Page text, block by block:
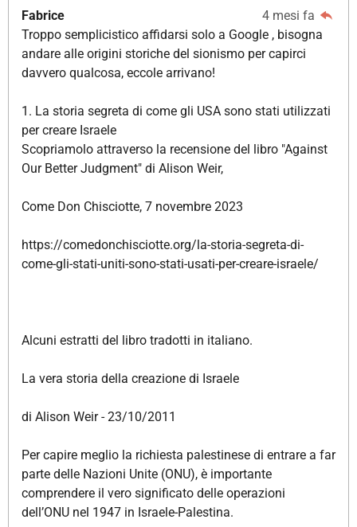
Fabrice
4 mesi fa
Troppo semplicistico affidarsi solo a Google , bisogna
andare alle origini storiche del sionismo per capirci
davvero qualcosa, eccole arrivano!
1. La storia segreta di come gli USA sono stati utilizzati
per creare Israele
Scopriamolo attraverso la recensione del libro "Against
Our Better Judgment" di Alison Weir,
Come Don Chisciotte, 7 novembre 2023
https://comedonchisciotte.org/la-storia-segreta-di-
come-gli-stati-uniti-sono-stati-usati-per-creare-israele/
Alcuni estratti del libro tradotti in italiano.
La vera storia della creazione di Israele
di Alison Weir - 23/10/2011
Per capire meglio la richiesta palestinese di entrare a far
parte delle Nazioni Unite (ONU), è importante
comprendere il vero significato delle operazioni
dell’ONU nel 1947 in Israele-Palestina.